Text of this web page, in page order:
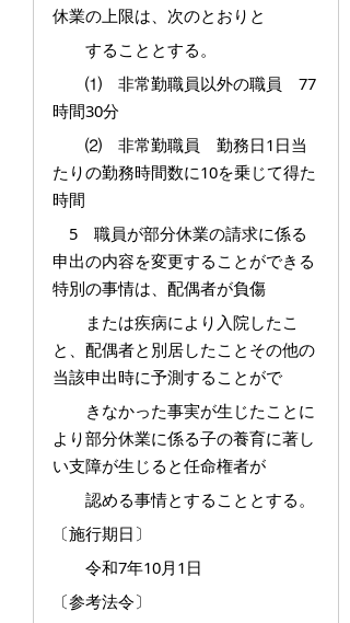
休業の上限は、次のとおりと
することとする。
⑴ 非常勤職員以外の職員 77
時間30分
⑵ 非常勤職員 勤務日1日当
たりの勤務時間数に10を乗じて得た
時間
5 職員が部分休業の請求に係る
申出の内容を変更することができる
特別の事情は、配偶者が負傷
または疾病により入院したこ
と、配偶者と別居したことその他の
当該申出時に予測することがで
きなかった事実が生じたことに
より部分休業に係る子の養育に著し
い支障が生じると任命権者が
認める事情とすることとする。
〔施行期日〕
令和7年10月1日
〔参考法令〕